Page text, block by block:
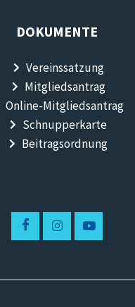
DOKUMENTE
Vereinssatzung
Mitgliedsantrag
Online-Mitgliedsantrag
Schnupperkarte
Beitragsordnung